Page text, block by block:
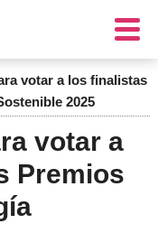
votar a los finalistas
2025
votar a
Premios